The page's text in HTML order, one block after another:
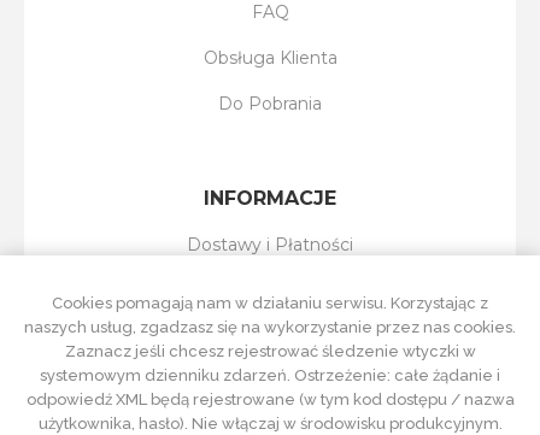
FAQ
Obsługa Klienta
Do Pobrania
INFORMACJE
Dostawy i Płatności
Regulamin Sklepu
Polityka Prywatności
Cookies pomagają nam w działaniu serwisu. Korzystając z
naszych usług, zgadzasz się na wykorzystanie przez nas cookies.
Zaznacz jeśli chcesz rejestrować śledzenie wtyczki w
systemowym dzienniku zdarzeń. Ostrzeżenie: całe żądanie i
odpowiedź XML będą rejestrowane (w tym kod dostępu / nazwa
użytkownika, hasło). Nie włączaj w środowisku produkcyjnym.